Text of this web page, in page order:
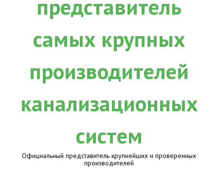
Официальный представитель крупнейших и проверенных
производителей